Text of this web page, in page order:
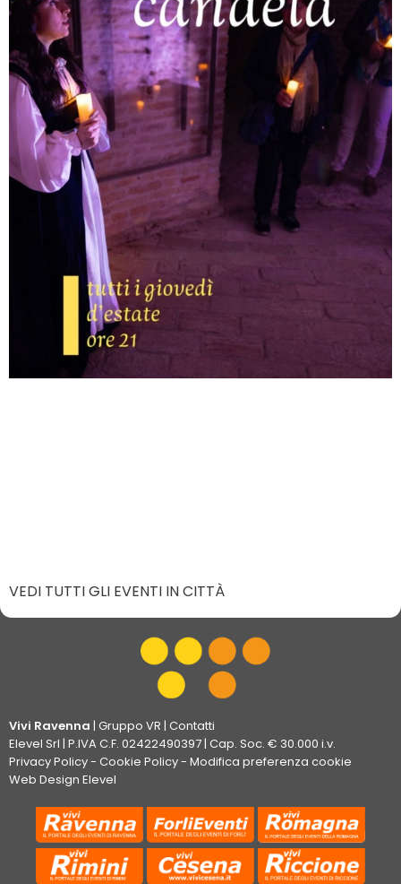
VEDI TUTTI GLI EVENTI IN CITTÀ
Vivi Ravenna | Gruppo VR | Contatti
Elevel Srl | P.IVA C.F. 02422490397 | Cap. Soc. € 30.000 i.v.
Privacy Policy- Cookie Policy- Modifica preferenza cookie
Web Design Elevel